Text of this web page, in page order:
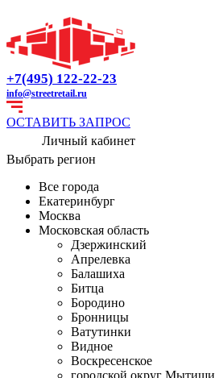
+7(495) 122-22-23
info@streetretail.ru
ОСТАВИТЬ ЗАПРОС
Личный кабинет
Выбрать регион
Все города
Екатеринбург
Москва
Московская область
Дзержинский
Апрелевка
Балашиха
Битца
Бородино
Бронницы
Ватутинки
Видное
Воскресенское
городской округ Мытищи